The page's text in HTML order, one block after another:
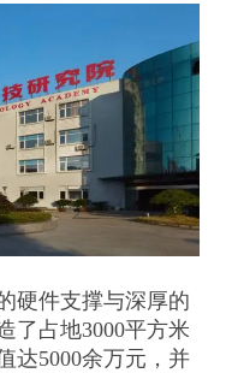
硬件支撑与深厚的
了占地3000平方米
达5000余万元，并